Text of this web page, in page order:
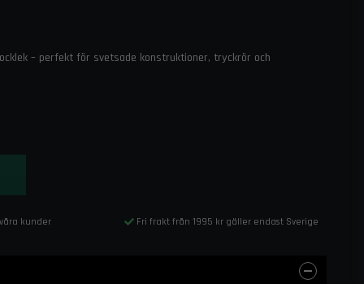
– perfekt för svetsade konstruktioner, tryckrör och
kunder Fri frakt från 1995 kr gäller endast Sverige